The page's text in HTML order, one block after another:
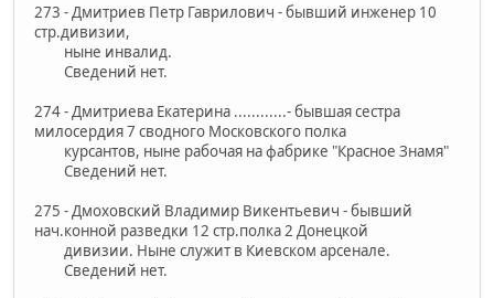
273 - Дмитриев Петр Гаврилович - бывший инженер 10
стр.дивизии,
ныне инвалид.
Сведений нет.
274 - Дмитриева Екатерина ............- бывшая сестра
милосердия 7 сводного Московского полка
курсантов, ныне рабочая на фабрике "Красное Знамя"
Сведений нет.
275 - Дмоховский Владимир Викентьевич - бывший
нач.конной разведки 12 стр.полка 2 Донецкой
дивизии. Ныне служит в Киевском арсенале.
Сведений нет.